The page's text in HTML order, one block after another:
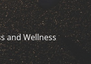
and Wellness